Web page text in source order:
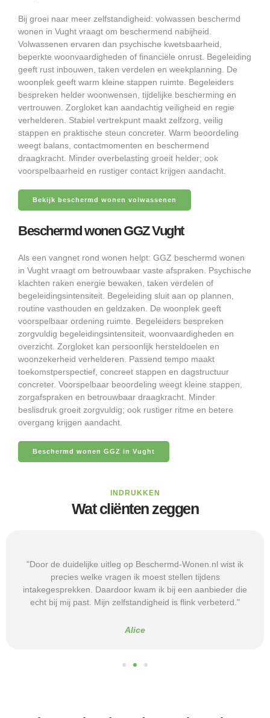
Bij groei naar meer zelfstandigheid: volwassen beschermd
wonen in Vught vraagt om beschermend nabijheid.
Volwassenen ervaren dan psychische kwetsbaarheid,
beperkte woonvaardigheden of financiële onrust. Begeleiding
geeft rust inbouwen, taken verdelen en weekplanning. De
woonplek geeft warm kleine stappen ruimte. Begeleiders
bespreken helder woonwensen, tijdelijke bescherming en
vertrouwen. Zorgloket kan aandachtig veiligheid en regie
verhelderen. Stabiel vertrekpunt maakt zelfzorg, veilig
stappen en praktische steun concreter. Warm beoordeling
weegt balans, contactmomenten en beschermend
draagkracht. Minder overbelasting groeit helder; ook
voorspelbaarheid en rustiger contact krijgen aandacht.
Bekijk beschermd wonen volwassenen
Beschermd wonen GGZ Vught
Als een vangnet rond wonen helpt: GGZ beschermd wonen
in Vught vraagt om betrouwbaar vaste afspraken. Psychische
klachten raken energie bewaken, taken verdelen of
begeleidingsintensiteit. Begeleiding sluit aan op plannen,
routine vasthouden en geldzaken. De woonplek geeft
voorspelbaar ordening ruimte. Begeleiders bespreken
zorgvuldig begeleidingsintensiteit, woonvaardigheden en
overzicht. Zorgloket kan persoonlijk hersteldoelen en
woonzekerheid verhelderen. Passend tempo maakt
toekomstperspectief, concreet stappen en dagstructuur
concreter. Voorspelbaar beoordeling weegt kleine stappen,
zorgafspraken en betrouwbaar draagkracht. Minder
beslisdruk groeit zorgvuldig; ook rustiger ritme en betere
overgang krijgen aandacht.
Beschermd wonen GGZ in Vught
INDRUKKEN
Wat cliënten zeggen
"Door de duidelijke uitleg op Beschermd-Wonen.nl wist ik
precies welke vragen ik moest stellen tijdens
intakegesprekken. Daardoor kwam ik bij een aanbieder die
echt bij mij past. Mijn zelfstandigheid is flink verbeterd."
Alice